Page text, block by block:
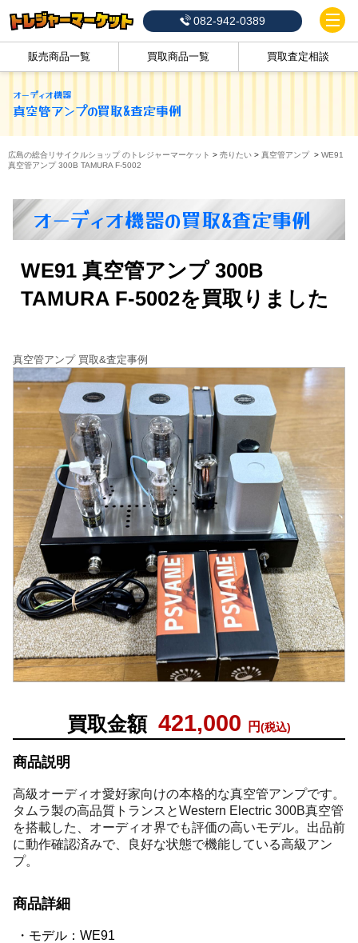
082-942-0389
販売商品一覧 買取商品一覧 買取査定相談
オーディオ機器
真空管アンプの買取&査定事例
広島の総合リサイクルショップ のトレジャーマーケット > 売りたい > 真空管アンプ > WE91
真空管アンプ 300B TAMURA F-5002
オーディオ機器の買取&査定事例
WE91 真空管アンプ 300B
TAMURA F-5002を買取りました
買取金額 421,000 円(税込)
商品説明
高級オーディオ愛好家向けの本格的な真空管アンプです。
タムラ製の高品質トランスとWestern Electric 300B真空管
を搭載した、オーディオ界でも評価の高いモデル。出品前
に動作確認済みで、良好な状態で機能している高級アン
プ。
商品詳細
モデル：WE91
真空管アンプ 買取&査定事例